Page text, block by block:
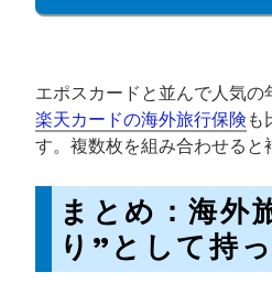
エポスカードと並んで人気の
楽天カードの海外旅行保険 も
す。複数枚を組み合わせると
まとめ：海外
り”として持